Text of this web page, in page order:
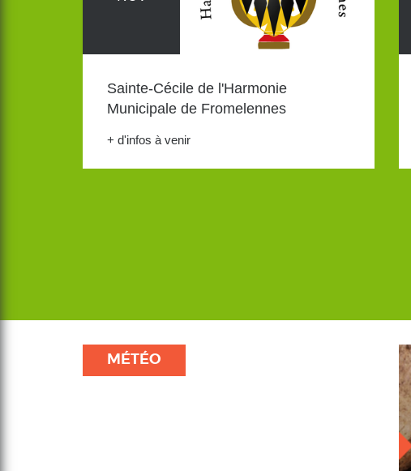
Sainte-Cécile de l'Harmonie
Municipale de Fromelennes
+ d'infos à venir
MÉTÉO